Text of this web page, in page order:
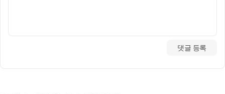
댓글 등록